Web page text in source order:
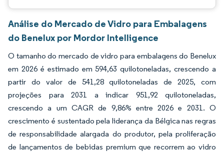
Análise do Mercado de Vidro para Embalagens
do Benelux por Mordor Intelligence
O tamanho do mercado de vidro para embalagens do Benelux
em 2026 é estimado em 594,63 quilotoneladas, crescendo a
partir do valor de 541,28 quilotoneladas de 2025, com
projeções para 2031 a indicar 951,92 quilotoneladas,
crescendo a um CAGR de 9,86% entre 2026 e 2031. O
crescimento é sustentado pela liderança da Bélgica nas regras
de responsabilidade alargada do produtor, pela proliferação
de lançamentos de bebidas premium que recorrem ao vidro